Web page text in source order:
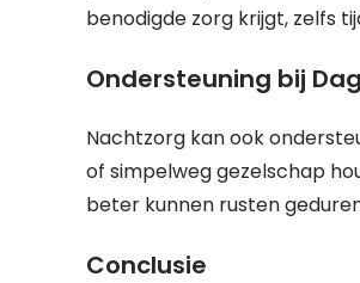
benodigde zorg krijgt, zelfs
Ondersteuning bij
Nachtzorg kan ook
of simpelweg gezelschap
beter kunnen rusten
Conclusie